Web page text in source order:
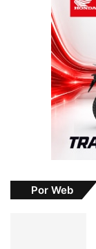
Por Web